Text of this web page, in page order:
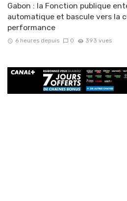
Gabon : la Fonction publique
automatique et bascule vers la
performance
6 heures depuis 0 393 vues